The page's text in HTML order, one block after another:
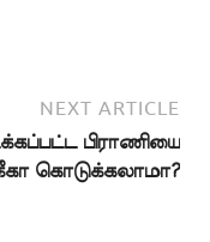
NEXT ARTICLE
பிராணியை
கொடுக்கலாமா?